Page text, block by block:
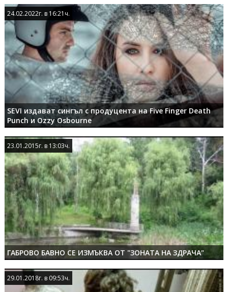
SEVI издават сингъл с продуцента на Five Finger Death
Punch и Ozzy Osbourne
24.02.2022г. в 16:21ч.
24.02.2022г. в 16:21ч.
ГАБРОВО БАВНО СЕ ИЗМЪКВА ОТ "ЗОНАТА НА ЗДРАЧА"
23.01.2015г. в 13:03ч.
23.01.2015г. в 13:03ч.
29.01.2018г. в 09:53ч.
29.01.2018г. в 09:53ч.